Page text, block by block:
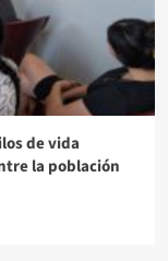
de vida
la población